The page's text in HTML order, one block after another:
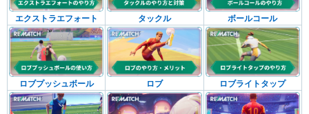
エクストラエフォート タックル ボールコール
ロブプッシュボール ロブ ロブライトタップ